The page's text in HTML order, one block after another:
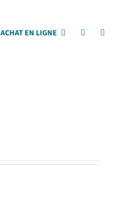
ACHAT EN LIGNE